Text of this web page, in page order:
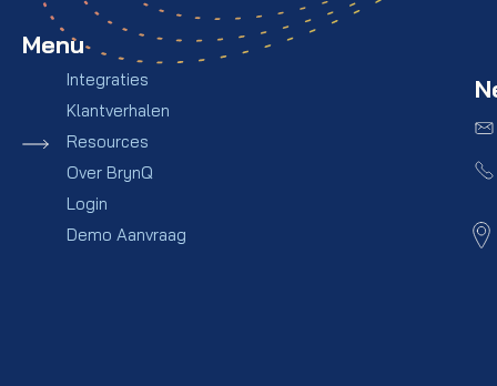
Menu
Integraties
Klantverhalen
Resources
Over BrynQ
Login
Demo Aanvraag